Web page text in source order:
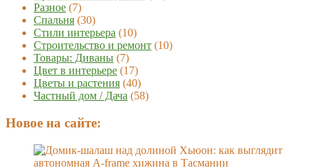
Разное (7)
Спальня (30)
Стили интерьера (10)
Строительство и ремонт (10)
Товары: Диваны (7)
Цвет в интерьере (17)
Цветы и растения (40)
Частный дом / Дача (58)
Новое на сайте: